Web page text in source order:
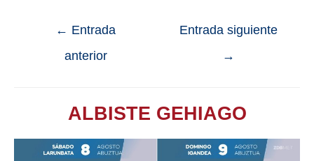
← Entrada
anterior
Entrada siguiente
→
ALBISTE GEHIAGO